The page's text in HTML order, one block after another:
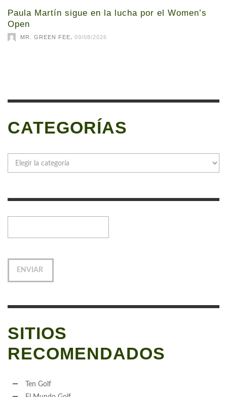
Paula Martín sigue en la lucha por el Women’s
Open
MR. GREEN FEE 09/08/2026
CATEGORÍAS
SITIOS
RECOMENDADOS
Ten Golf